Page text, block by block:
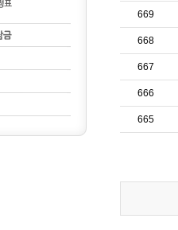
669
668
667
666
665